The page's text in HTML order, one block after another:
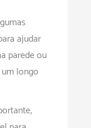
ajudar
parede ou
longo